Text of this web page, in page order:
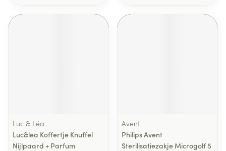
Luc & Léa
Luc&lea Koffertje Knuffel
Nijlpaard + Parfum
Avent
Philips Avent
Sterilisatiezakje Microgolf 5